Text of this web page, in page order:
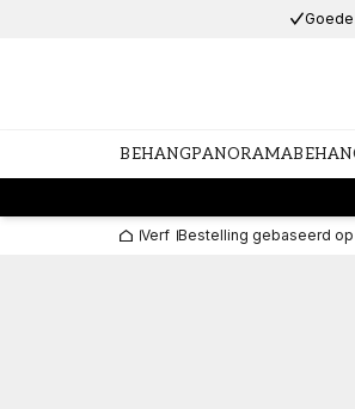
BEHANG
Verf Bestelling gebaseerd op